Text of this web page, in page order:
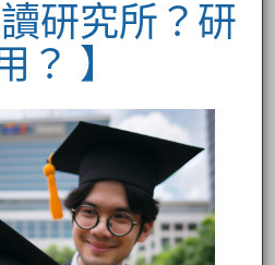
讀研究所？研
？ 】